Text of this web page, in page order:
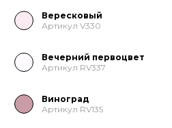
Вересковый
Артикул V330
Вечерний первоцвет
Артикул RV337
Виноград
Артикул RV135